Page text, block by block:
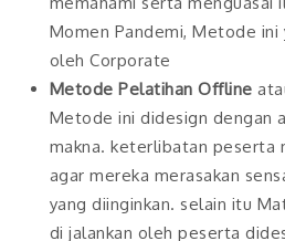
Momen Pandemi, Metode ini
oleh Corporate
Metode Pelatihan Offline
Metode ini didesign dengan
makna. keterlibatan peserta
agar mereka merasakan
yang diinginkan. selain itu
di jalankan oleh peserta